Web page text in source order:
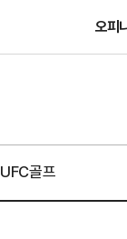
오피
UFC골프